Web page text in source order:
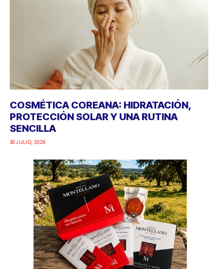
COSMÉTICA COREANA: HIDRATACIÓN,
PROTECCIÓN SOLAR Y UNA RUTINA
SENCILLA
30 JULIO, 2026